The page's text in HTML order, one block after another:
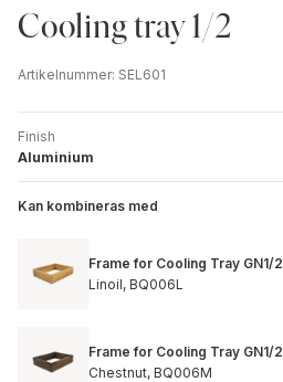
Cooling tray 1/2
Artikelnummer: SEL601
Finish
Aluminium
Kan kombineras med
Frame for Cooling Tray GN1/2
Linoil, BQ006L
Frame for Cooling Tray GN1/2
Chestnut, BQ006M